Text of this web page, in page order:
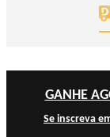
GANHE
Se inscreva